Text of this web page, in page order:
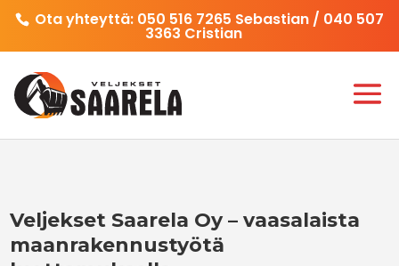
Ota yhteyttä: 050 516 7265 Sebastian / 040 507
3363 Cristian
Veljekset Saarela Oy – vaasalaista
maanrakennustyötä